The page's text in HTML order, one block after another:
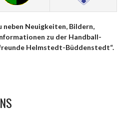
Neuigkeiten, Bildern,
zu der Handball-
Helmstedt-Büddenstedt“.